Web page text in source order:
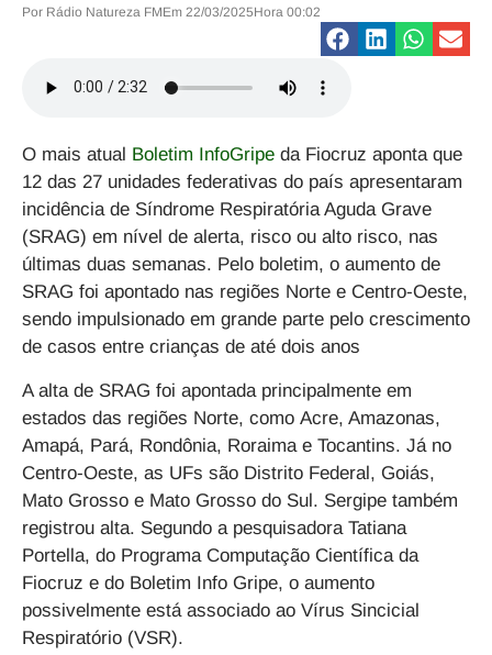
Por Rádio Natureza FMEm 22/03/2025Hora 00:02
O mais atual Boletim InfoGripe da Fiocruz aponta que
12 das 27 unidades federativas do país apresentaram
incidência de Síndrome Respiratória Aguda Grave
(SRAG) em nível de alerta, risco ou alto risco, nas
últimas duas semanas. Pelo boletim, o aumento de
SRAG foi apontado nas regiões Norte e Centro-Oeste,
sendo impulsionado em grande parte pelo crescimento
de casos entre crianças de até dois anos
A alta de SRAG foi apontada principalmente em
estados das regiões Norte, como Acre, Amazonas,
Amapá, Pará, Rondônia, Roraima e Tocantins. Já no
Centro-Oeste, as UFs são Distrito Federal, Goiás,
Mato Grosso e Mato Grosso do Sul. Sergipe também
registrou alta. Segundo a pesquisadora Tatiana
Portella, do Programa Computação Científica da
Fiocruz e do Boletim Info Gripe, o aumento
possivelmente está associado ao Vírus Sincicial
Respiratório (VSR).